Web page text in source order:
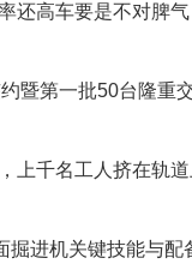
高车要是不对脾
暨第一批50台隆重
千名工人挤在轨
进机关键技能与配